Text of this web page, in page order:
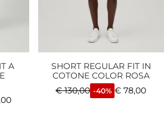
A
SHORT REGULAR FIT IN
COTONE COLOR ROSA
€130,00 -40% € 78,00